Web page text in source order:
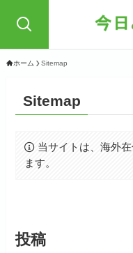
ホーム Sitemap
Sitemap
当サイトは、海外
ます。
投稿